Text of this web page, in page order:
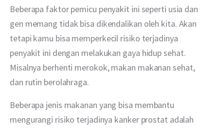
Beberapa faktor pemicu penyakit ini seperti usia dan
gen memang tidak bisa dikendalikan oleh kita. Akan
tetapi kamu bisa memperkecil risiko terjadinya
penyakit ini dengan melakukan gaya hidup sehat.
Misalnya berhenti merokok, makan makanan sehat,
dan rutin berolahraga.
Beberapa jenis makanan yang bisa membantu
mengurangi risiko terjadinya kanker prostat adalah